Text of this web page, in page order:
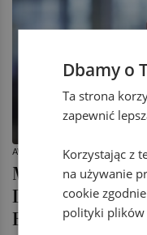
AWANSE
Michał
Departamentu
Banku Pekao
Dbamy o
Ta strona
zapewnić
Korzystając z
na używanie
cookie
polityki plików